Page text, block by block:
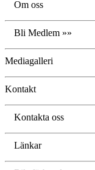
Om oss
Bli Medlem »»
Mediagalleri
Kontakt
Kontakta oss
Länkar